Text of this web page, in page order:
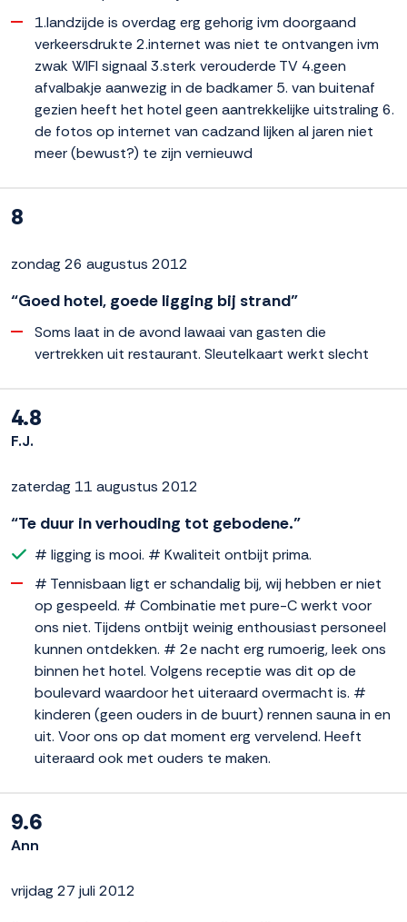
1.landzijde is overdag erg gehorig ivm doorgaand
verkeersdrukte 2.internet was niet te ontvangen ivm
zwak WIFI signaal 3.sterk verouderde TV 4.geen
afvalbakje aanwezig in de badkamer 5. van buitenaf
gezien heeft het hotel geen aantrekkelijke uitstraling 6.
de fotos op internet van cadzand lijken al jaren niet
meer (bewust?) te zijn vernieuwd
8
zondag 26 augustus 2012
“Goed hotel, goede ligging bij strand”
Soms laat in de avond lawaai van gasten die
vertrekken uit restaurant. Sleutelkaart werkt slecht
4.8
F.J.
zaterdag 11 augustus 2012
“Te duur in verhouding tot gebodene.”
# ligging is mooi. # Kwaliteit ontbijt prima.
# Tennisbaan ligt er schandalig bij, wij hebben er niet
op gespeeld. # Combinatie met pure-C werkt voor
ons niet. Tijdens ontbijt weinig enthousiast personeel
kunnen ontdekken. # 2e nacht erg rumoerig, leek ons
binnen het hotel. Volgens receptie was dit op de
boulevard waardoor het uiteraard overmacht is. #
kinderen (geen ouders in de buurt) rennen sauna in en
uit. Voor ons op dat moment erg vervelend. Heeft
uiteraard ook met ouders te maken.
9.6
Ann
vrijdag 27 juli 2012